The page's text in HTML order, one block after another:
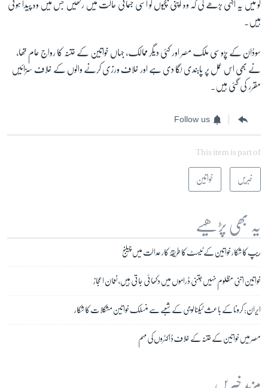
کو میں یہ آگہی بڑھے گی کہ وہ اپنی بچیوں کو اسی جسمانی حالت میں رکھیں جس میں وہ پیدا ہوتی
ہیں۔
سوڈان کے پڑوسی ملک مصر اور کئی دیگر ممالک، جہاں خواتین کے ختنہ کا رواج عام تھا،
نے بھی اس عمل پر پابندی لگا دی ہے اور خلاف ورزی کرنے والوں کے خلاف سزائیں
مقرر کی گئی ہیں۔
Follow us
This item is part of
خبریں خواتین
یہ بھی پڑھیے
ریپ کا شکار خواتین کے ٹیسٹ کا طریقۂ کار عدالت میں چیلنج
خواتین اتنی مظلوم نہیں جتنی ڈراموں میں دکھائی جاتی ہیں، نعمان اعجاز
ایران: کرونا کے باعث ٹیکنالوجی کے شعبے سے منسلک خواتین مشکلات کا شکار
مصر میں خواتین کے ختنہ کے خلاف ڈاکٹروں کی مہم
مزید خبریں